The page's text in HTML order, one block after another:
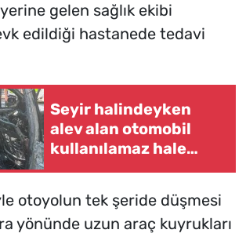
gelen sağlık ekibi
edildiği hastanede tedavi
Seyir halindeyken
alev alan otomobil
kullanılamaz hale
geldi
otoyolun tek şeride düşmesi
yönünde uzun araç kuyrukları